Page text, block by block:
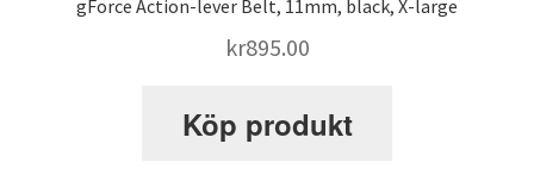
STK – Sundbybergs Tyngdlyftningsklubb
gForce Action-lever Belt, 11mm, black, X-large
kr895.00
Köp produkt